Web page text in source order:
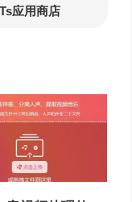
应用商店